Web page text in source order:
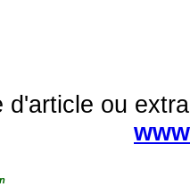
d'article ou